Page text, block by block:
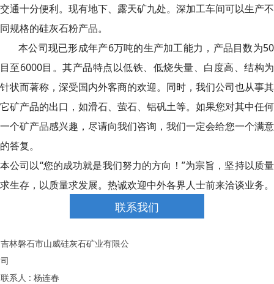
联系我们
吉林磐石市山威硅灰石矿业有限公
司
联系人 : 杨连春
交通十分便利。现有地下、露天矿九处。深加工车间可以生产不
同规格的硅灰石粉产品。
本公司现已形成年产6万吨的生产加工能力，产品目数为50
目至6000目。其产品特点以低铁、低烧失量、白度高、结构为
针状而著称，深受国内外客商的欢迎。同时，我们公司也从事其
它矿产品的出口，如滑石、萤石、铝矾土等。如果您对其中任何
一个矿产品感兴趣，尽请向我们咨询，我们一定会给您一个满意
的答复。
本公司以“您的成功就是我们努力的方向！”为宗旨，坚持以质量
求生存，以质量求发展。热诚欢迎中外各界人士前来洽谈业务。